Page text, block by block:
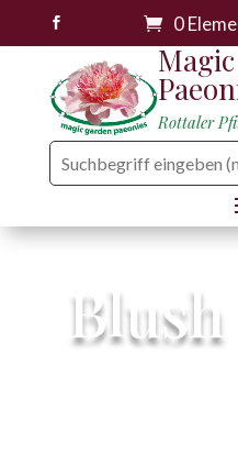
 0
Rottaler